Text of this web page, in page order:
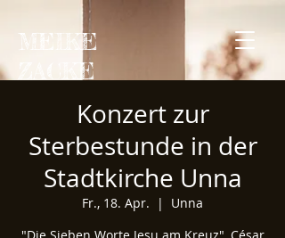
MEIKE
ZACKE
Konzert zur
Sterbestunde in der
Stadtkirche Unna
Fr., 18. Apr.
  |
Unna